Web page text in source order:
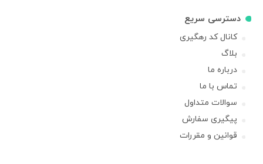
دسترسی سریع
کانال کد رهگیری
بلاگ
درباره ما
تماس با ما
سوالات متداول
پیگیری سفارش
قوانین و مقررات